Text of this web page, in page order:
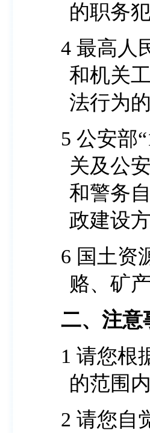
的职务
4 最高人民法院举报网站受理：对最高人民法院法官
和机关
法行为
5 公安部“12389”举报网站受理：检举、控告公安机
关及公
和警务
政建设
6 国土资源部违法举报信箱受理：对土地、商业贿
赂、矿
二、注
1 请您根据举报的具体内容，在各举报网站受理举报
的范围
2 请您